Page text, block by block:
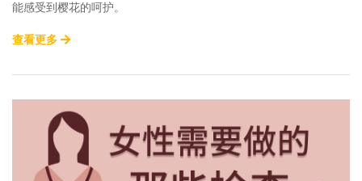
能感受到樱花的呵护。
查看更多